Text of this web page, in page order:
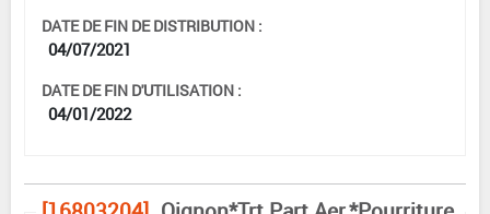
DATE DE FIN DE DISTRIBUTION :
04/07/2021
DATE DE FIN D'UTILISATION :
04/01/2022